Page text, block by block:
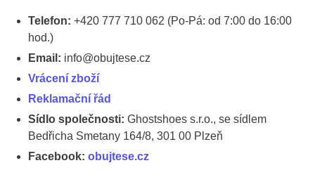
Telefon: +420 777 710 062 (Po-Pá: od 7:00 do 16:00
hod.)
Email: info@obujtese.cz
Vrácení zboží
Reklamační řád
Sídlo společnosti: Ghostshoes s.r.o., se sídlem
Bedřicha Smetany 164/8, 301 00 Plzeň
Facebook: obujtese.cz